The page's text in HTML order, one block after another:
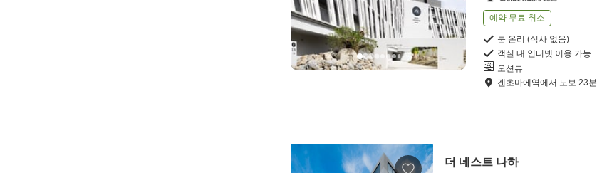
예약 무료 취소
룸 온리 (식사 없음)
객실 내 인터넷 이용 가능
오션뷰
겐초마에역에서 도보 23분
더 네스트 나하